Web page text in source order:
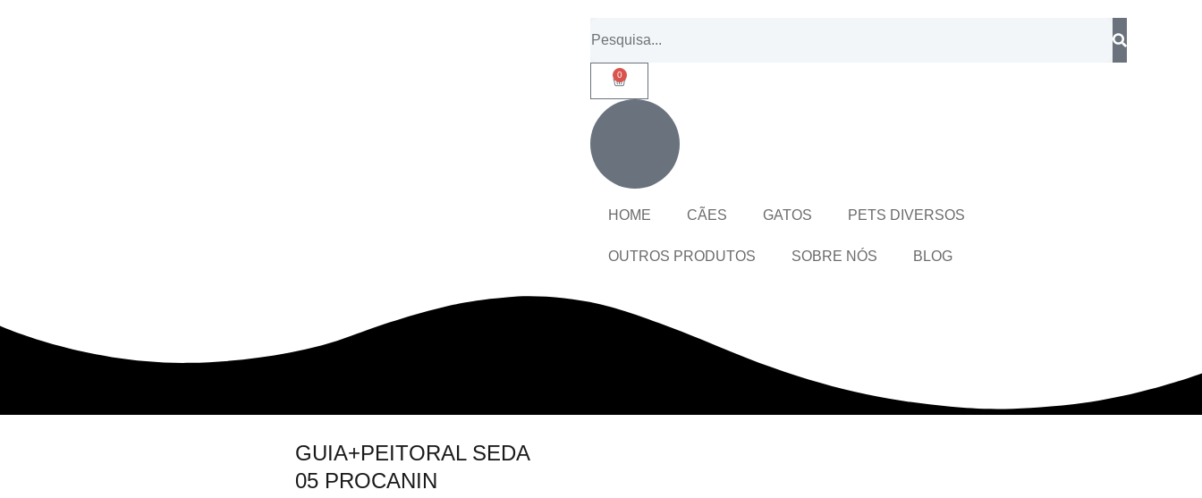
0
HOME CÃES GATOS PETS DIVERSOS
OUTROS PRODUTOS SOBRE NÓS BLOG
GUIA+PEITORAL SEDA
05 PROCANIN